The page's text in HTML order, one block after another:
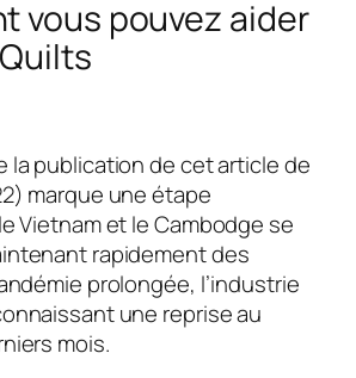
vous pouvez aider
la publication de cet article de
marque une étape
Vietnam et le Cambodge se
rapidement des
prolongée, l’industrie
une reprise au
mois.